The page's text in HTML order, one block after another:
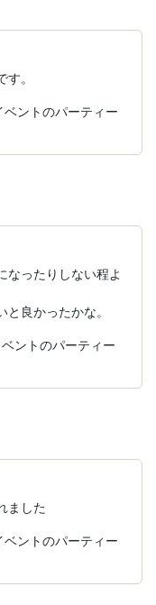
。
ントのパーティー
なったりしない程よ
良かったかな。
ントのパーティー
ました
ントのパーティー